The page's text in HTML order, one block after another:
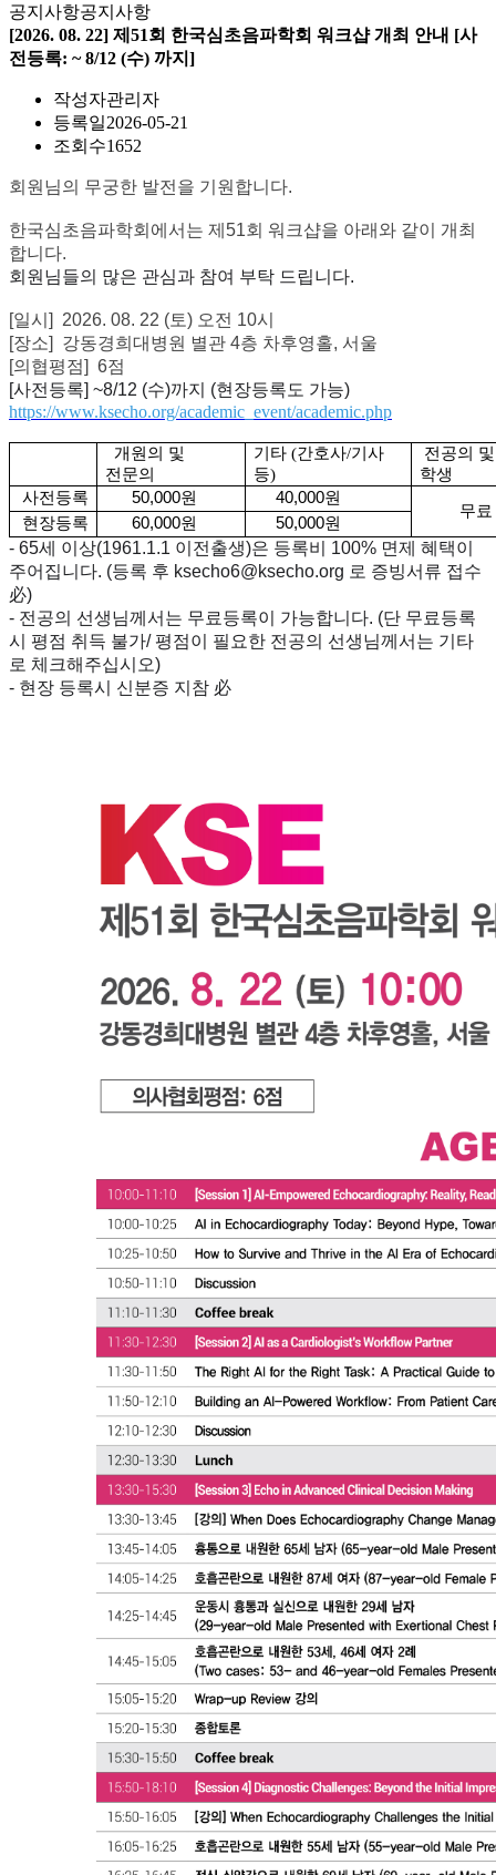
공지사항공지사항
[2026. 08. 22] 제51회 한국심초음파학회 워크샵 개최 안내 [사
전등록: ~ 8/12 (수) 까지]
작성자관리자
등록일2026-05-21
조회수1652
회원님의 무궁한 발전을 기원합니다.
한국심초음파학회에서는 제51회 워크샵을 아래와 같이 개최
합니다.
회원님들의 많은 관심과 참여 부탁 드립니다.
[일시] 2026. 08. 22 (토) 오전 10시
[장소] 강동경희대병원 별관 4층 차후영홀, 서울
[의협평점] 6점
[사전등록] ~8/12 (수)까지 (현장등록도 가능)
https://www.ksecho.org/academic_event/academic.php
개원의 및
전문의
기타 (간호사/기사
등)
전공의 및
학생
사전등록
50,000원 40,000원
무료
현장등록 60,000원 50,000원
- 65세 이상(1961.1.1 이전출생)은 등록비 100% 면제 혜택이
주어집니다. (등록 후 ksecho6@ksecho.org 로 증빙서류 접수
必)
- 전공의 선생님께서는 무료등록이 가능합니다. (단 무료등록
시 평점 취득 불가/ 평점이 필요한 전공의 선생님께서는 기타
로 체크해주십시오)
- 현장 등록시 신분증 지참 必